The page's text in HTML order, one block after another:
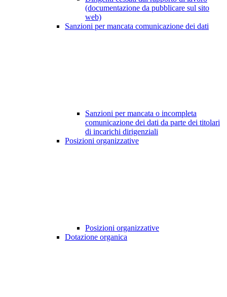
(documentazione da pubblicare sul sito
web)
Sanzioni per mancata comunicazione dei dati
Sanzioni per mancata o incompleta
comunicazione dei dati da parte dei titolari
di incarichi dirigenziali
Posizioni organizzative
Posizioni organizzative
Dotazione organica